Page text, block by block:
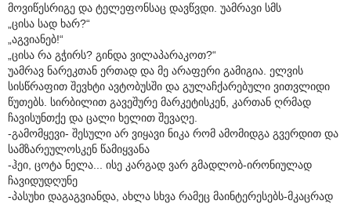
მოვიწესრიგე და ტელეფონსაც დავწვდი. უამრავი სმს
„ცისა სად ხარ?“
„აგვიანებ!“
„ცისა რა გჭირს? გინდა ვილაპარაკოთ?“
უამრავ ნარეკთან ერთად და მე არაფერი გამიგია. ელვის
სისწრაფით შევხტი ავტობუსში და გულაჩქარებული ვითვლიდი
წუთებს. სირბილით გავეშურე მარკეტისკენ, კართან ღრმად
ჩავისუნთქე და ცალი ხელით შევაღე.
-გამომყევი- შესული არ ვიყავი ნიკა რომ ამომიდგა გვერდით და
სამზარეულოსკენ წამიყვანა
-ჰეი, ცოტა ნელა... ისე კარგად ვარ გმადლობ-ირონიულად
ჩავიდუდღუნე
-პასუხი დაგაგვიანდა, ახლა სხვა რამეც მაინტერესებს-მკაცრად